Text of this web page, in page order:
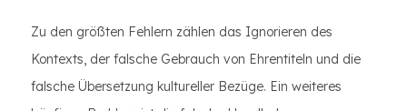
Zu den größten Fehlern zählen das Ignorieren des
Kontexts, der falsche Gebrauch von Ehrentiteln und die
falsche Übersetzung kultureller Bezüge. Ein weiteres